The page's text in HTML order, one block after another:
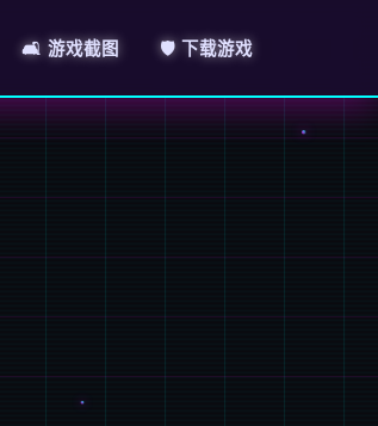
🛋️ 游戏截图 🛡️ 下载游戏